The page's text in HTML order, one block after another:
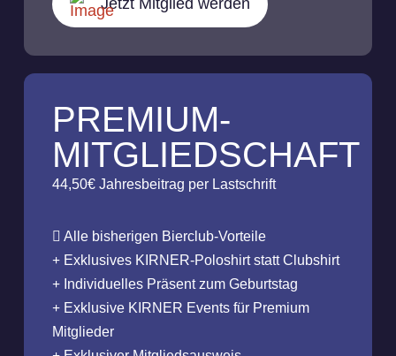
Jetzt Mitglied werden
PREMIUM-
MITGLIEDSCHAFT
44,50€ Jahresbeitrag per Lastschrift
Alle bisherigen Bierclub-Vorteile
Exklusives KIRNER-Poloshirt statt Clubshirt
Individuelles Präsent zum Geburtstag
Exklusive KIRNER Events für Premium
Mitglieder